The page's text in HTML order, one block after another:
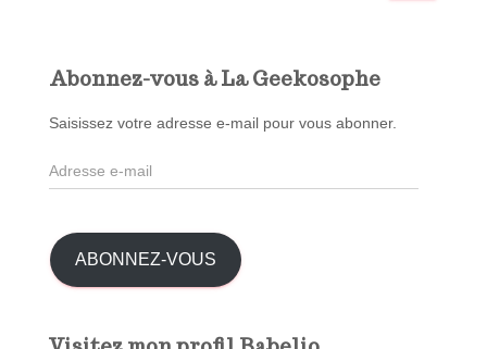
c
e
r
Abonnez-vous à La Geekosophe
Saisissez votre adresse e-mail pour vous abonner.
A
d
s
s
ABONNEZ-VOUS